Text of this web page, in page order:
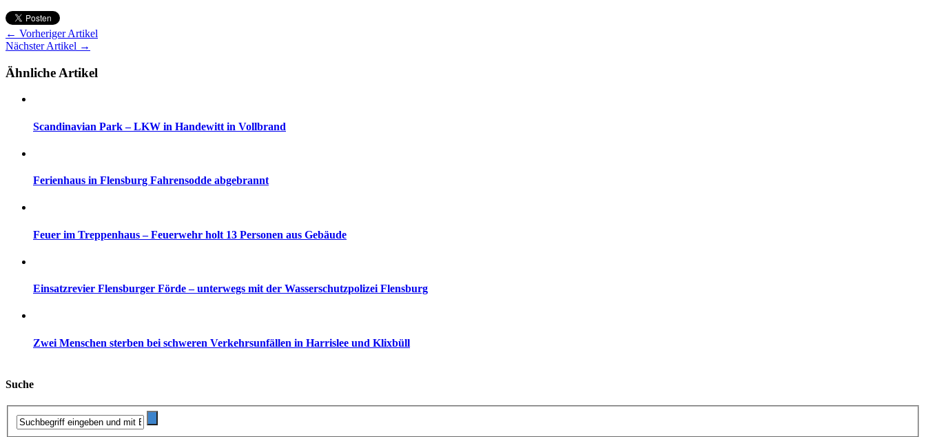
← Vorheriger Artikel
Nächster Artikel →
Ähnliche Artikel
Scandinavian Park – LKW in Handewitt in Vollbrand
Ferienhaus in Flensburg Fahrensodde abgebrannt
Feuer im Treppenhaus – Feuerwehr holt 13 Personen aus Gebäude
Einsatzrevier Flensburger Förde – unterwegs mit der Wasserschutzpolizei Flensburg
Zwei Menschen sterben bei schweren Verkehrsunfällen in Harrislee und Klixbüll
Suche